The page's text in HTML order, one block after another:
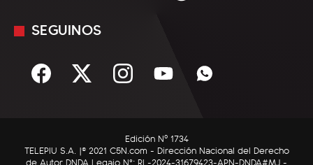
Sociedad
C5N Autos
Mediakit
Términos y condiciones
SEGUINOS
Edición Nº 1734
TELEPIU S.A. |© 2021 C5N.com - Dirección Nacional del Derecho
de Autor DNDA Legajo N°: RL-2024-31679423-APN-DNDA#MJ -